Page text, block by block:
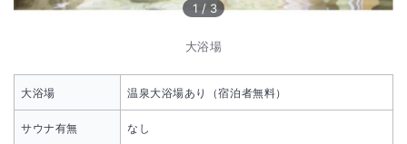
1 / 3
大浴場
大浴場 温泉大浴場あり（宿泊者無料）
サウナ有無 なし